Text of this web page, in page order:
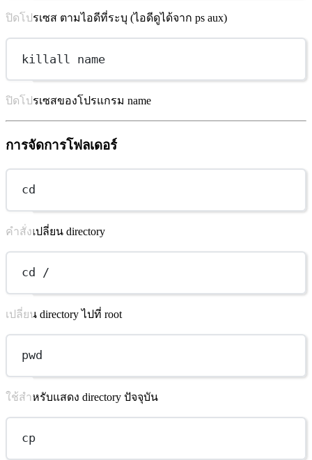
ปิดโปรเซส ตามไอดีที่ระบุ (ไอดีดูได้จาก ps aux)
killall name
ปิดโปรเซสของโปรแกรม name
การจัดการโฟลเดอร์
cd
คำสั่งเปลี่ยน directory
cd /
เปลี่ยน directory ไปที่ root
pwd
ใช้สำหรับแสดง directory ปัจจุบัน
cp